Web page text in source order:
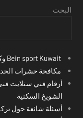
البحث
مكافحة حشرات
أرقام فني ستلايت
الشويخ السكنية
أسئلة شائعة حول